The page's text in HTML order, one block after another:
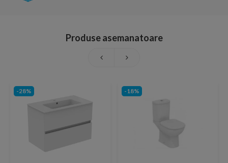
Produse asemanatoare
-28% -18%